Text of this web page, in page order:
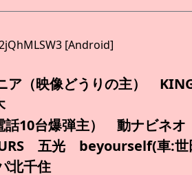
[Android]
（映像どうりの主） KING
話10台爆弾主） 動ナビネ
五光 beyourself(車:
北千住